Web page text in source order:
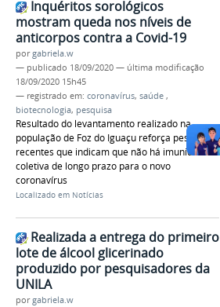
Inquéritos sorológicos
mostram queda nos níveis de
anticorpos contra a Covid-19
porgabriela.w
— publicado 18/09/2020 — última modificação
18/09/2020 15h45
— registrado em: coronavírus, saúde ,
biotecnologia, pesquisa
Resultado do levantamento realizado na
população de Foz do Iguaçu reforça pesquisas
recentes que indicam que não há imunidade
coletiva de longo prazo para o novo
coronavírus
Localizado em Notícias
Realizada a entrega do primeiro
lote de álcool glicerinado
produzido por pesquisadores da
UNILA
porgabriela.w